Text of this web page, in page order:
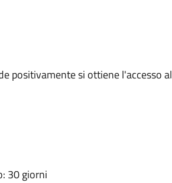
positivamente si ottiene l'accesso al
30 giorni